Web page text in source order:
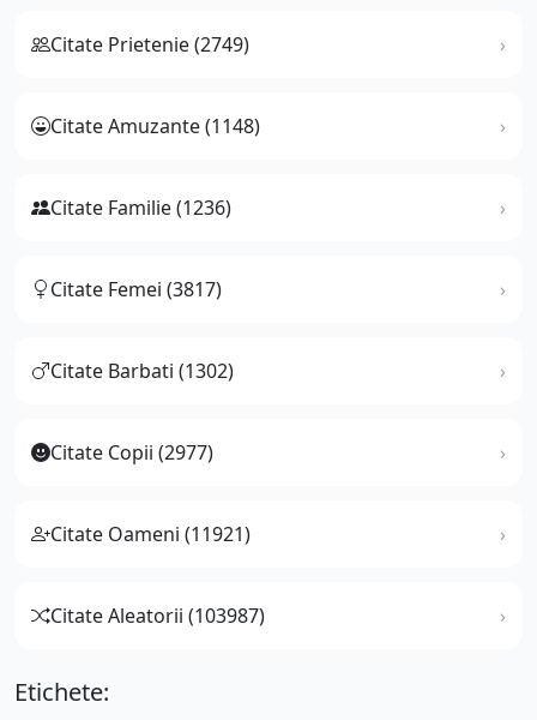
Citate Prietenie (2749)
Citate Amuzante (1148)
Citate Familie (1236)
Citate Femei (3817)
Citate Barbati (1302)
Citate Copii (2977)
Citate Oameni (11921)
Citate Aleatorii (103987)
Etichete: